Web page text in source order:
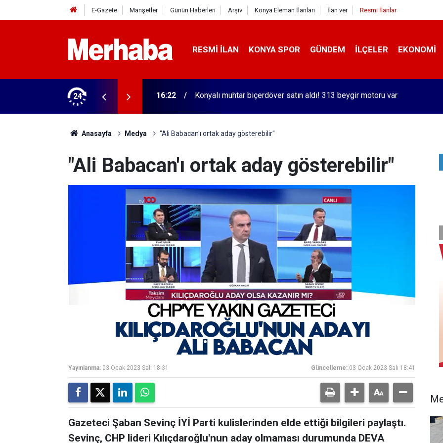
E-Gazete Manşetler Günün Haberleri Arşiv Konya Eleman İlanları İlan ver Resmi İlanlar
RESMI İLAN KONYA SPOR GÜNDEM İLÇELER EKONOMI
24
313 beygir motoru var 16:04 Konyasporlu Kramer'den yıllar sonra Galatasaraylı Osimhen itirafı
Anasayfa Medya "Ali Babacan'ı ortak aday gösterebilir"
"Ali Babacan'ı ortak aday gösterebilir"
Yayınlanma: 03 Ocak 2023 Salı 18:31 Güncelleme: 03 Ocak 2023 Salı 18:41
Gazeteci Şaban Sevinç İYİ Parti kulislerinden elde ettiği bilgileri paylaştı.
Sevinç, CHP lideri Kılıçdaroğlu'nun aday olmaması durumunda DEVA